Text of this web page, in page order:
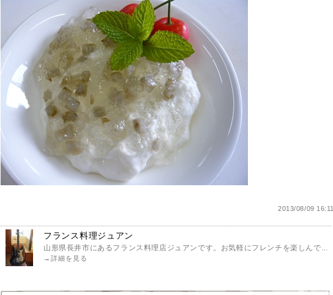
2013/08/09 16:11
フランス料理ジュアン
山形県長井市にあるフランス料理店ジュアンです。お気軽にフレンチを楽しんで...
→ 詳細を見る